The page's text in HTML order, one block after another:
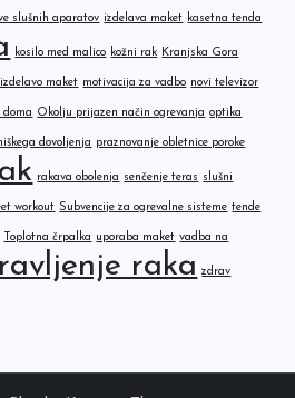
slušnih aparatov izdelava maket kasetna tenda
kosilo med malico kožni rak Kranjska Gora
maket motivacija za vadbo novi televizor
doma Okolju prijazen način ogrevanja optika
dovoljenja praznovanje obletnice poroke
rakava obolenja senčenje teras slušni
workout Subvencije za ogrevalne sisteme tende
Toplotna črpalka uporaba maket vadba na
raka zdrav